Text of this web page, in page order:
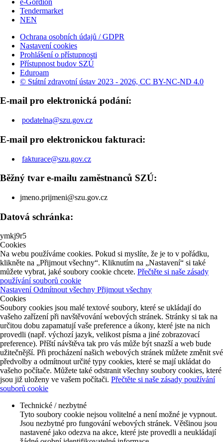
Tendermarket
NEN
Ochrana osobních údajů / GDPR
Nastavení cookies
Prohlášení o přístupnosti
Přístupnost budov SZÚ
Eduroam
© Státní zdravotní ústav 2023 - 2026, CC BY-NC-ND 4.0
E-mail pro elektronická podání:
podatelna@szu.gov.cz
E-mail pro elektronickou fakturaci:
fakturace@szu.gov.cz
Běžný tvar e-mailu zaměstnanců SZÚ:
jmeno.prijmeni@szu.gov.cz
Datová schránka:
ymkj9r5
Cookies
Na webu používáme cookies. Pokud si myslíte, že je to v pořádku,
klikněte na „Přijmout všechny“. Kliknutím na „Nastavení“ si také
můžete vybrat, jaké soubory cookie chcete. Přečtěte si naše zásady
používání souborů cookie
NastaveníOdmítnout všechny Přijmout všechny
Cookies
Soubory cookies jsou malé textové soubory, které se ukládají do
vašeho zařízení při navštěvování webových stránek. Stránky si tak na
určitou dobu zapamatují vaše preference a úkony, které jste na nich
provedli (např. výchozí jazyk, velikost písma a jiné zobrazovací
preference). Příští návštěva tak pro vás může být snazší a web bude
užitečnější. Při procházení našich webových stránek můžete změnit své
předvolby a odmítnout určité typy cookies, které se mají ukládat do
vašeho počítače. Můžete také odstranit všechny soubory cookies, které
jsou již uloženy ve vašem počítači. Přečtěte si naše zásady používání
souborů cookie
Technické / nezbytné
Tyto soubory cookie nejsou volitelné a není možné je vypnout.
Jsou nezbytné pro fungování webových stránek. Většinou jsou
nastavené jako odezva na akce, které jste provedli a neukládají